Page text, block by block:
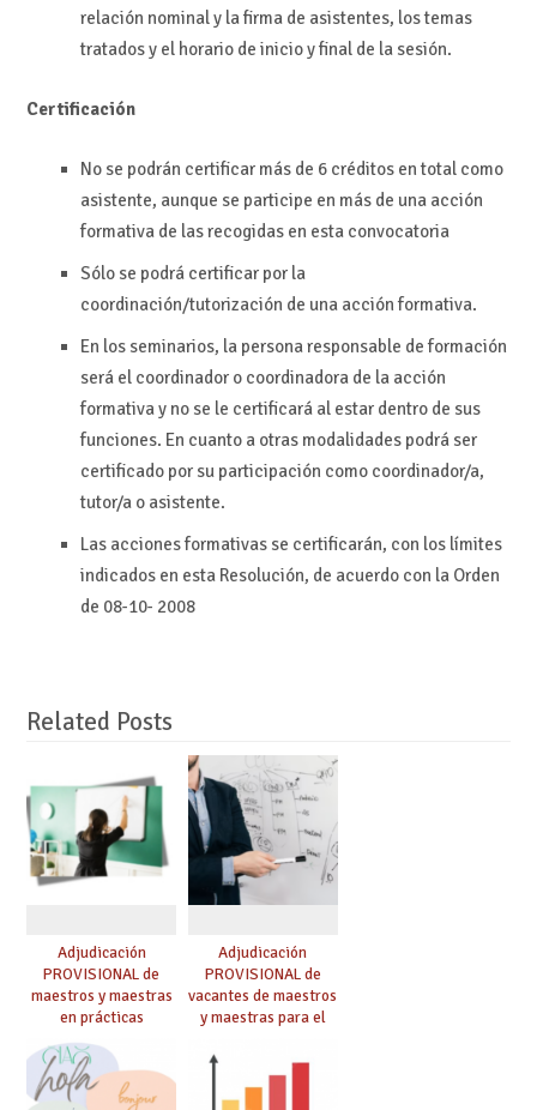
relación nominal y la firma de asistentes, los temas
tratados y el horario de inicio y final de la sesión.
Certificación
No se podrán certificar más de 6 créditos en total como
asistente, aunque se participe en más de una acción
formativa de las recogidas en esta convocatoria
Sólo se podrá certificar por la
coordinación/tutorización de una acción formativa.
En los seminarios, la persona responsable de formación
será el coordinador o coordinadora de la acción
formativa y no se le certificará al estar dentro de sus
funciones. En cuanto a otras modalidades podrá ser
certificado por su participación como coordinador/a,
tutor/a o asistente.
Las acciones formativas se certificarán, con los límites
indicados en esta Resolución, de acuerdo con la Orden
de 08-10- 2008
Related Posts
Adjudicación
PROVISIONAL de
maestros y maestras
en prácticas
Adjudicación
PROVISIONAL de
vacantes de maestros
y maestras para el